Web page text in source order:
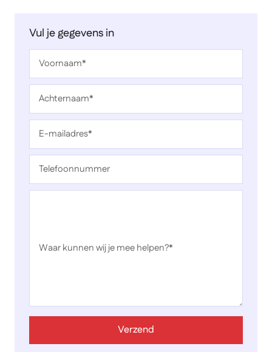
Vul je gegevens in
Voornaam*
Achternaam*
E-mailadres*
Telefoonnummer
Waar kunnen wij je mee helpen?*
Verzend